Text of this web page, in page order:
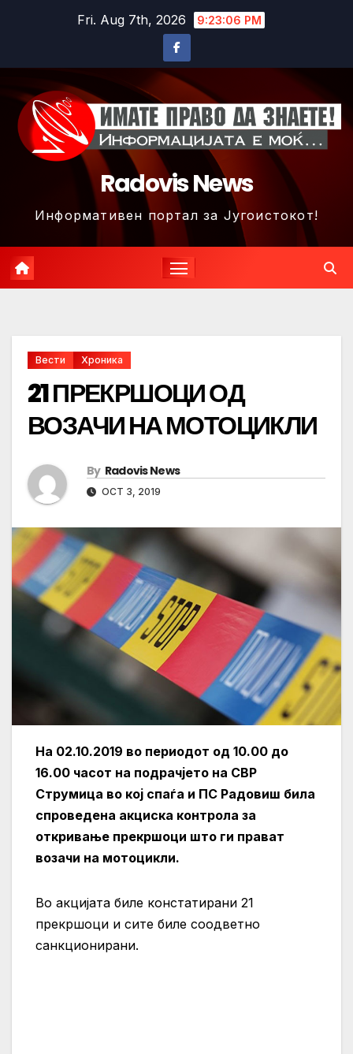
Fri. Aug 7th, 2026 9:23:09 PM
Radovis News
Информативен портал за Југоистокот!
Вести Хроника
21 ПРЕКРШОЦИ ОД
ВОЗАЧИ НА МОТОЦИКЛИ
By Radovis News
OCT 3, 2019
На 02.10.2019 во периодот од 10.00 до
16.00 часот на подрачјето на СВР
Струмица во кој спаѓа и ПС Радовиш била
спроведена акциска контрола за
откривање прекршоци што ги прават
возачи на мотоцикли.
Во акцијата биле констатирани 21
прекршоци и сите биле соодветно
санкционирани.